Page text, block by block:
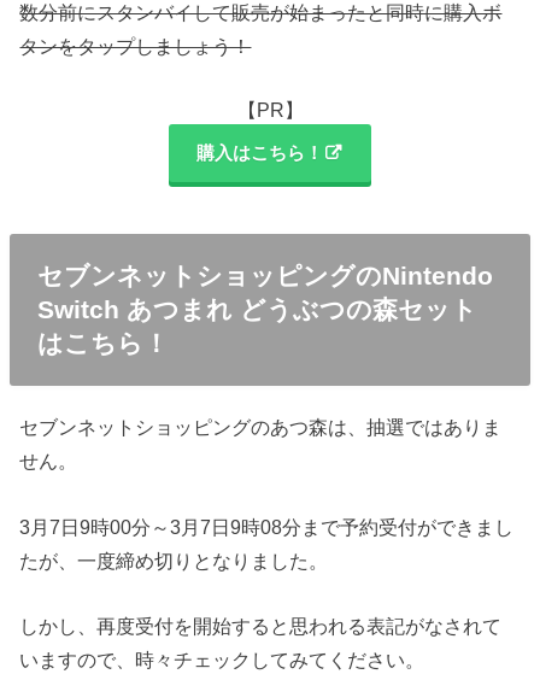
数分前にスタンバイして販売が始まったと同時に購入ボ
タンをタップしましょう！
【PR】
購入はこちら！
セブンネットショッピングのNintendo
Switch あつまれ どうぶつの森セット
はこちら！
セブンネットショッピングのあつ森は、抽選ではありま
せん。
3月7日9時00分～3月7日9時08分まで予約受付ができまし
たが、一度締め切りとなりました。
しかし、再度受付を開始すると思われる表記がなされて
いますので、時々チェックしてみてください。